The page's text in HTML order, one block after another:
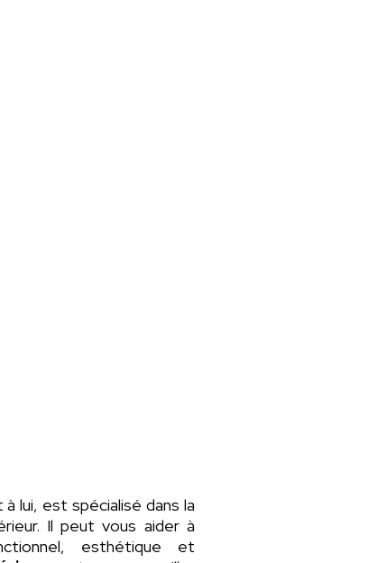
à lui, est spécialisé dans la
Il peut vous aider à
esthétique et